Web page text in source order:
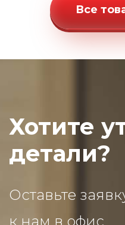
Все
Хотите
детали?
Оставьте
к нам в офис